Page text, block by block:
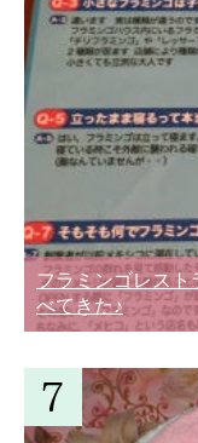
フラミンゴレスト
べてきた♪